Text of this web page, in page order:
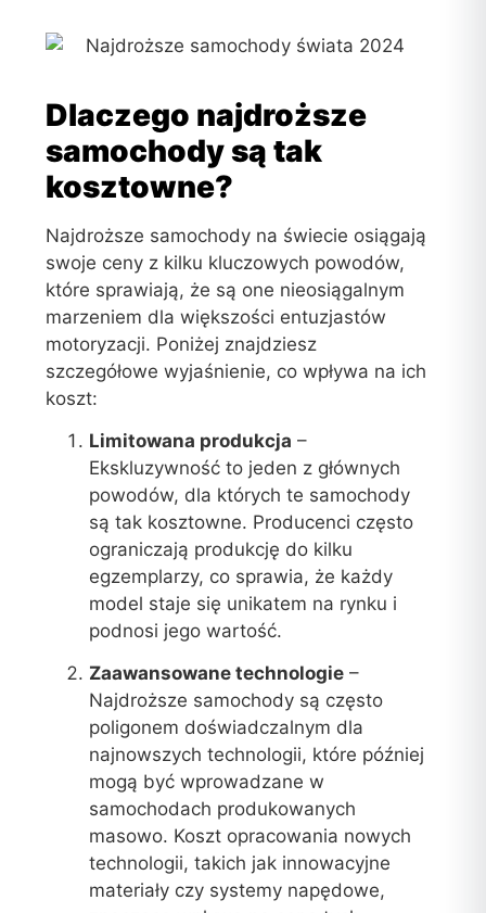
Dlaczego najdroższe
samochody są tak
kosztowne?
Najdroższe samochody na świecie osiągają
swoje ceny z kilku kluczowych powodów,
które sprawiają, że są one nieosiągalnym
marzeniem dla większości entuzjastów
motoryzacji. Poniżej znajdziesz
szczegółowe wyjaśnienie, co wpływa na ich
koszt:
Limitowana produkcja –
Ekskluzywność to jeden z głównych
powodów, dla których te samochody
są tak kosztowne. Producenci często
ograniczają produkcję do kilku
egzemplarzy, co sprawia, że każdy
model staje się unikatem na rynku i
podnosi jego wartość.
Zaawansowane technologie –
Najdroższe samochody są często
poligonem doświadczalnym dla
najnowszych technologii, które później
mogą być wprowadzane w
samochodach produkowanych
masowo. Koszt opracowania nowych
technologii, takich jak innowacyjne
materiały czy systemy napędowe,